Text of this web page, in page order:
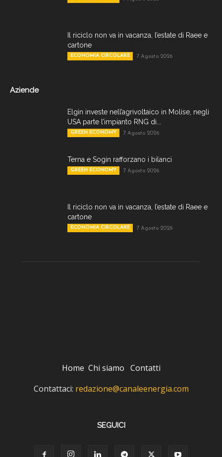
Il riciclo non va in vacanza, l’estate di Raee e
cartone
ECONOMIA CIRCOLARE 7 Agosto 2026
Aziende
Elgin investe nell’agrivoltaico in Molise, negli
USA parte l’impianto RNG di...
GREEN ECONOMY 7 Agosto 2026
Terna e Sogin rafforzano i bilanci
GREEN ECONOMY 7 Agosto 2026
Il riciclo non va in vacanza, l’estate di Raee e
cartone
ECONOMIA CIRCOLARE 7 Agosto 2026
Home Chi siamo Contatti
Contattaci: redazione@canaleenergia.com
SEGUICI